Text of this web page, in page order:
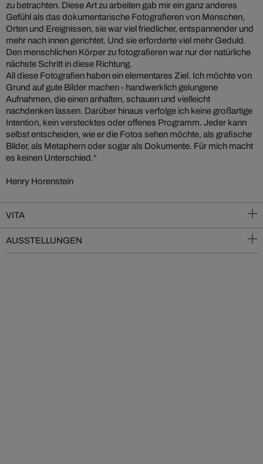
zu betrachten. Diese Art zu arbeiten gab mir ein ganz anderes
Gefühl als das dokumentarische Fotografieren von Menschen,
Orten und Ereignissen, sie war viel friedlicher, entspannender und
mehr nach innen gerichtet. Und sie erforderte viel mehr Geduld.
Den menschlichen Körper zu fotografieren war nur der natürliche
nächste Schritt in diese Richtung.
All diese Fotografien haben ein elementares Ziel. Ich möchte von
Grund auf gute Bilder machen - handwerklich gelungene
Aufnahmen, die einen anhalten, schauen und vielleicht
nachdenken lassen. Darüber hinaus verfolge ich keine großartige
Intention, kein verstecktes oder offenes Programm. Jeder kann
selbst entscheiden, wie er die Fotos sehen möchte, als grafische
Bilder, als Metaphern oder sogar als Dokumente. Für mich macht
es keinen Unterschied.“
Henry Horenstein
VITA
AUSSTELLUNGEN